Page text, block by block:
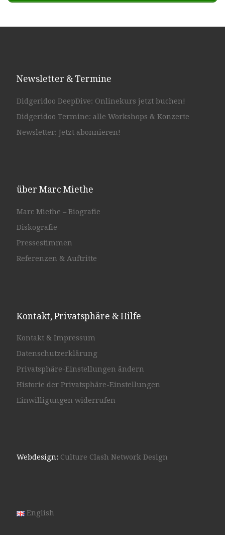
Newsletter & Termine
Didgeridoo DeepDive: Onlinekurs jetzt buchen!
Didgeridoo Termine: alle Workshops & Konzerte
Newsletter: Jetzt abonnieren!
über Marc Miethe
Marc Miethe – Biografie
Diskografie
Pressestimmen
Referenzen & Auftritte
Kontakt, Privatsphäre & Hilfe
Kontakt & Impressum
Datenschutzerklärung
Privatsphäre-Einstellungen ändern
Historie der Privatsphäre-Einstellungen
Einwilligungen widerrufen
Webdesign: Culture Clash Network Design
English